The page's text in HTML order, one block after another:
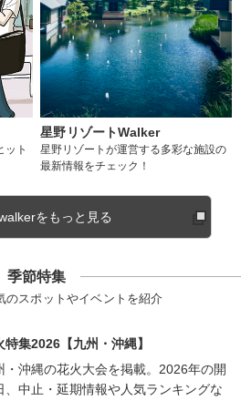
ット
星野リゾートWalker
星野リゾートが運営する多彩な施設の
最新情報をチェック！
をもっと見る
季節特集
のスポットやイベントを紹介
特集2026【九州・沖縄】
・沖縄の花火大会を掲載。2026年の開
、中止・延期情報や人気ランキングな